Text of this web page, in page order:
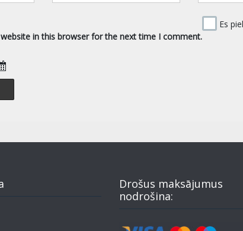
in this browser for the next time I comment.
Es
Drošus maksājumus
nodrošina: